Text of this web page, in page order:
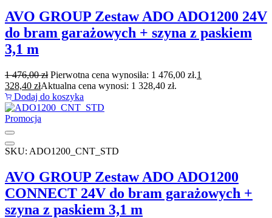
AVO GROUP Zestaw ADO ADO1200 24V
do bram garażowych + szyna z paskiem
3,1 m
1 476,00zł Pierwotna cena wynosiła: 1 476,00 zł.1
328,40 złAktualna cena wynosi: 1 328,40 zł.
Dodaj do koszyka
Promocja
SKU: ADO1200_CNT_STD
AVO GROUP Zestaw ADO ADO1200
CONNECT 24V do bram garażowych +
szyna z paskiem 3,1 m